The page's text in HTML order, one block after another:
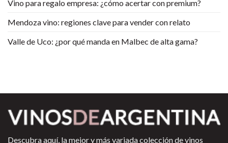
Vino para regalo empresa: ¿cómo acertar con premium?
Mendoza vino: regiones clave para vender con relato
Valle de Uco: ¿por qué manda en Malbec de alta gama?
Descubra aquí, la mejor y más variada colección de vinos